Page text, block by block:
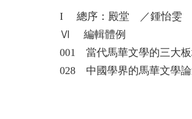
本1957-2007》、《馬華新
批評大系1989-2018》。
I 總序：殿堂 ／鍾怡雯
Ⅵ 編輯體例
001 當代馬華文學的三大
028 中國學界的馬華文學論